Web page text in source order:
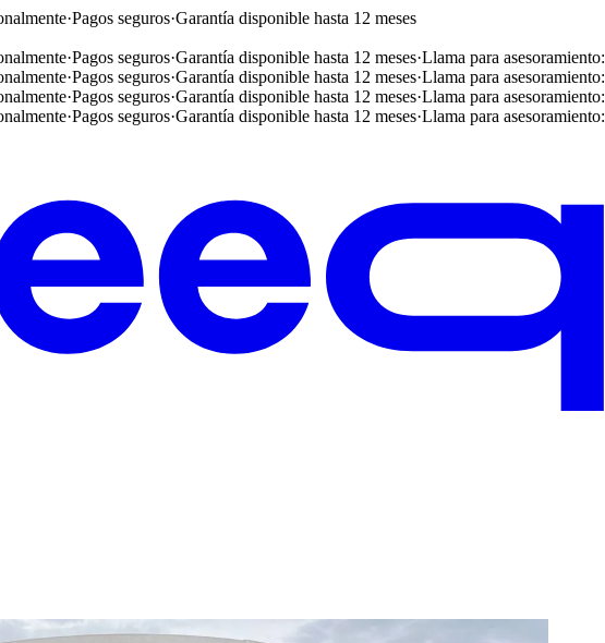
·Pagos seguros·Garantía disponible hasta 12 meses
·Pagos seguros·Garantía disponible hasta 12 meses·Llama para asesoramiento:
·Pagos seguros·Garantía disponible hasta 12 meses·Llama para asesoramiento:
·Pagos seguros·Garantía disponible hasta 12 meses·Llama para asesoramiento:
·Pagos seguros·Garantía disponible hasta 12 meses·Llama para asesoramiento: